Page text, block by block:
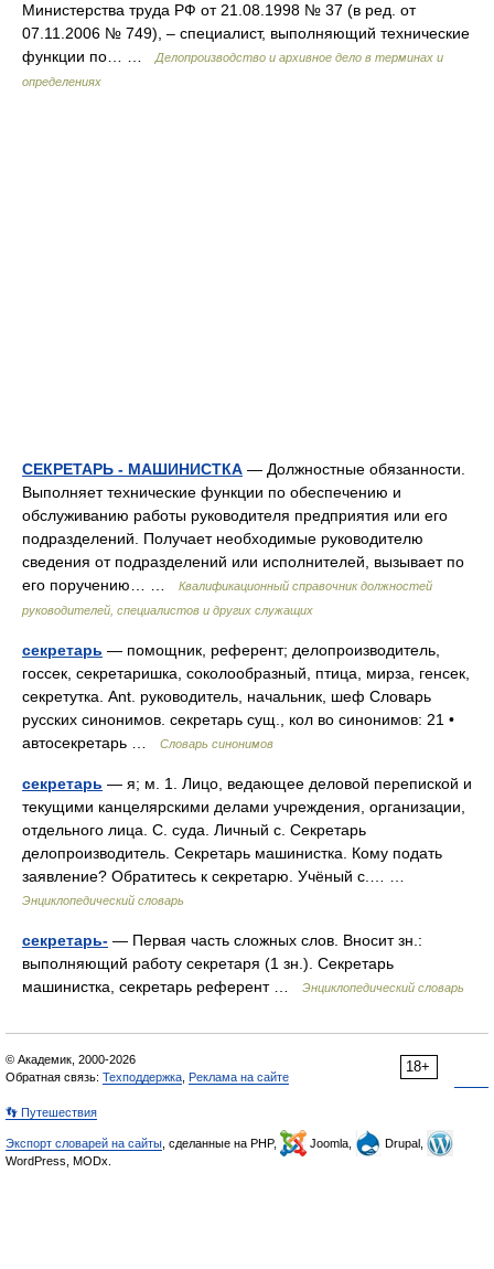
Министерства труда РФ от 21.08.1998 № 37 (в ред. от
07.11.2006 № 749), – специалист, выполняющий технические
функции по… …
Делопроизводство и архивное дело в терминах и
определениях
СЕКРЕТАРЬ - МАШИНИСТКА — Должностные обязанности.
Выполняет технические функции по обеспечению и
обслуживанию работы руководителя предприятия или его
подразделений. Получает необходимые руководителю
сведения от подразделений или исполнителей, вызывает по
его поручению… …
Квалификационный справочник должностей
руководителей, специалистов и других служащих
секретарь — помощник, референт; делопроизводитель,
госсек, секретаришка, соколообразный, птица, мирза, генсек,
секретутка. Ant. руководитель, начальник, шеф Словарь
русских синонимов. секретарь сущ., кол во синонимов: 21 •
автосекретарь …
Словарь синонимов
секретарь — я; м. 1. Лицо, ведающее деловой перепиской и
текущими канцелярскими делами учреждения, организации,
отдельного лица. С. суда. Личный с. Секретарь
делопроизводитель. Секретарь машинистка. Кому подать
заявление? Обратитесь к секретарю. Учёный с.… …
Энциклопедический словарь
секретарь- — Первая часть сложных слов. Вносит зн.:
выполняющий работу секретаря (1 зн.). Секретарь
машинистка, секретарь референт …
Энциклопедический словарь
18+
© Академик, 2000-2026
Обратная связь: Техподдержка Реклама на сайте
👣 Путешествия
Экспорт словарей на сайты , сделанные на PHP, Joomla,
Drupal,
WordPress, MODx.